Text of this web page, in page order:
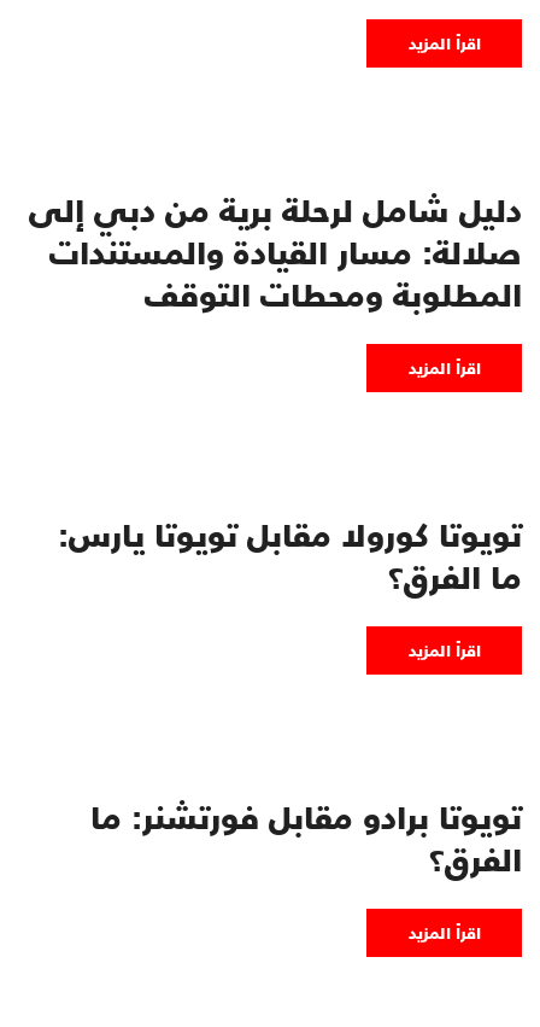
اقرأ المزيد
دليل شامل لرحلة برية من دبي إلى
صلالة: مسار القيادة والمستندات
المطلوبة ومحطات التوقف
اقرأ المزيد
تويوتا كورولا مقابل تويوتا يارس:
ما الفرق؟
اقرأ المزيد
تويوتا برادو مقابل فورتشنر: ما
الفرق؟
اقرأ المزيد